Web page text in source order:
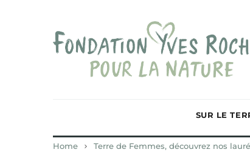
SUR LE
Home Terre de Femmes, découvrez nos